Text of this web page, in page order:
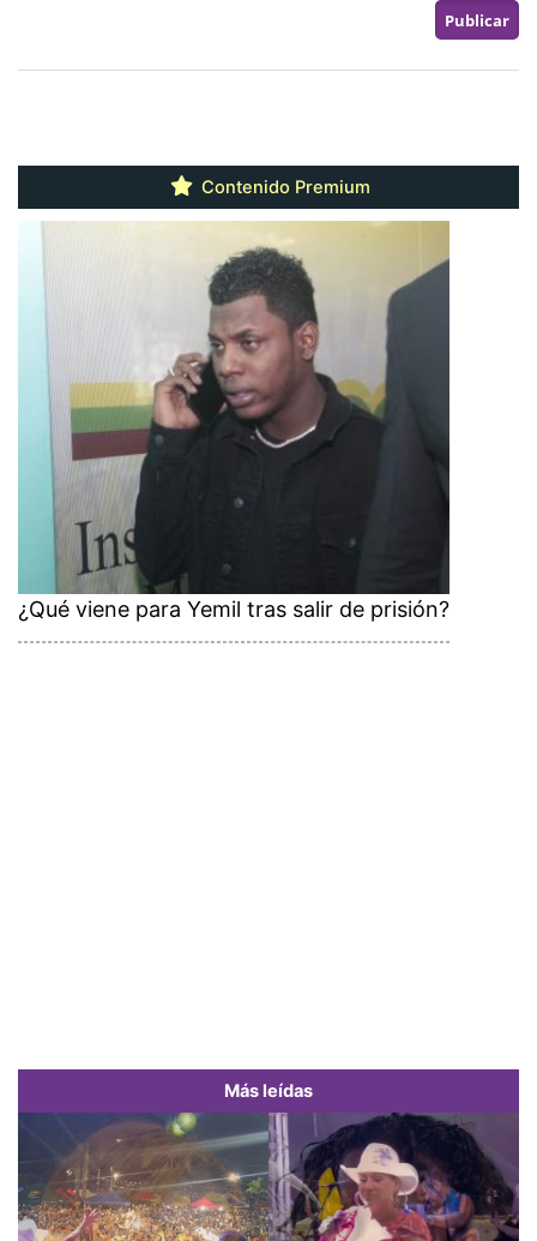
Contenido Premium
¿Qué viene para Yemil tras salir de prisión?
Más leídas